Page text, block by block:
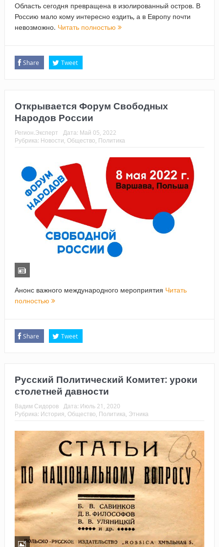
Область сегодня превращена в изолированный остров. В
Россию мало кому интересно ездить, а в Европу почти
невозможно. Читать полностью
Share Tweet
Открывается Форум Свободных
Народов России
Регион.Эксперт Дата: Май 05, 2022
Рубрика: Новости, Общество, Политика
Анонс важного международного мероприятия Читать
полностью
Share Tweet
Русский Политический Комитет: уроки
столетней давности
Вадим Сидоров Дата: Июль 21, 2020
Рубрика: История, Общество, Политика, Этника